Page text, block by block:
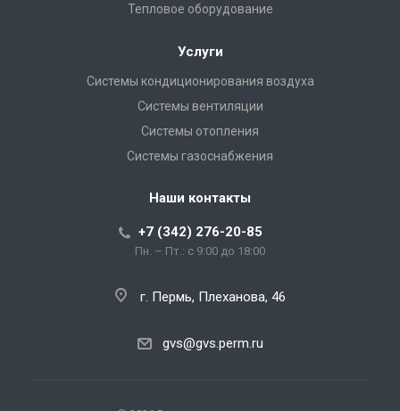
Тепловое оборудование
Услуги
Системы кондиционирования воздуха
Системы вентиляции
Системы отопления
Системы газоснабжения
Наши контакты
+7 (342) 276-20-85
Пн. – Пт.: с 9:00 до 18:00
г. Пермь, Плеханова, 46
gvs@gvs.perm.ru